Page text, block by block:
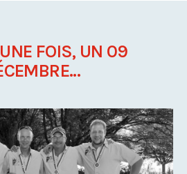
FOIS, UN 09